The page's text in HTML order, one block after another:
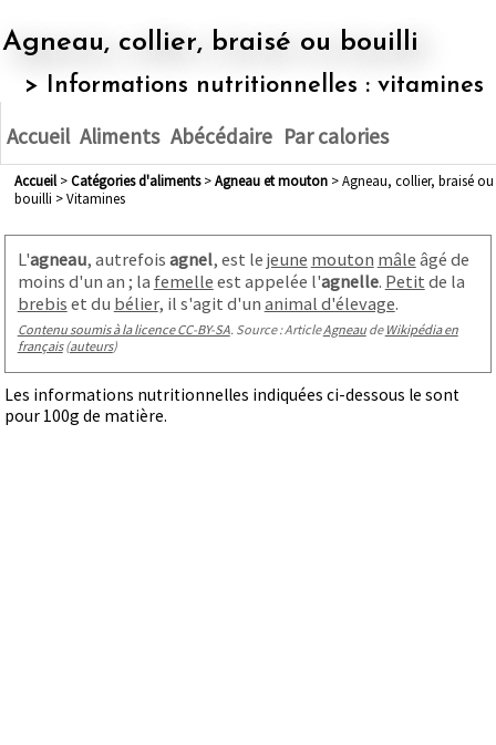
Agneau, collier, braisé ou bouilli
> Informations nutritionnelles : vitamines
Accueil Aliments Abécédaire Par calories
Accueil> Catégories d'aliments> agneau et mouton> Agneau, collier, braisé ou
bouilli > Vitamines
L'agneau, autrefois agnel, est le jeune mouton mâle âgé de
moins d'un an ; la femelle est appelée l'agnelle. Petit de la
brebis et du bélier, il s'agit d'un animal d'élevage.
Contenu soumis à la licence CC-BY-SA. Source : ArticleAgneaude Wikipédia en
français(auteurs)
Les informations nutritionnelles indiquées ci-dessous le sont
pour 100g de matière.